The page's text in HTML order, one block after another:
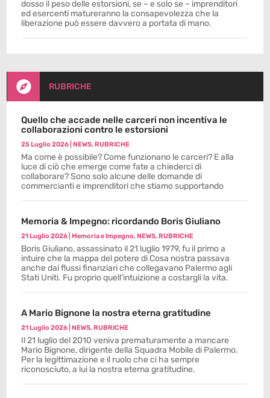
dosso il peso delle estorsioni, se – e solo se – imprenditori
ed esercenti matureranno la consapevolezza che la
liberazione può essere davvero a portata di mano.
 RUBRICHE
Quello che accade nelle carceri non incentiva le
collaborazioni contro le estorsioni
25 Luglio 2026 |NEWS,RUBRICHE
Ma come è possibile? Come funzionano le carceri? E alla
luce di ciò che emerge come fate a chiederci di
collaborare? Sono solo alcune delle domande di
commercianti e imprenditori che stiamo supportando
Memoria & Impegno: ricordando Boris Giuliano
21 Luglio 2026 |Memoria e Impegno,NEWS,RUBRICHE
Boris Giuliano, assassinato il 21 luglio 1979, fu il primo a
intuire che la mappa del potere di Cosa nostra passava
anche dai flussi finanziari che collegavano Palermo agli
Stati Uniti. Fu proprio quell’intuizione a costargli la vita.
A Mario Bignone la nostra eterna gratitudine
21 Luglio 2026 |NEWS,RUBRICHE
Il 21 luglio del 2010 veniva prematuramente a mancare
Mario Bignone, dirigente della Squadra Mobile di Palermo.
Per la legittimazione e il ruolo che ci ha sempre
riconosciuto, a lui la nostra eterna gratitudine.